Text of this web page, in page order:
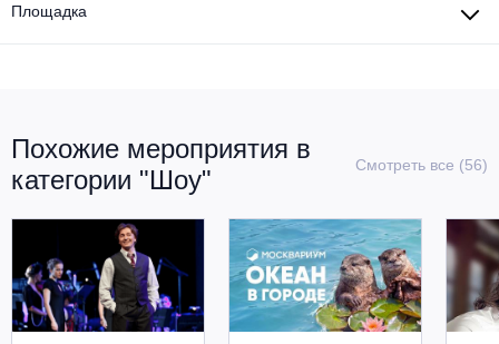
Площадка
Похожие мероприятия в
категории "Шоу"
Смотреть все (56)